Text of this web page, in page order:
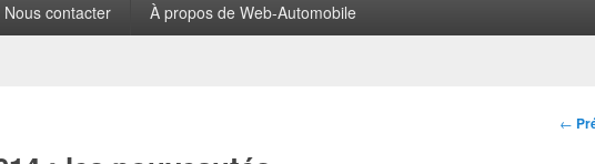
Nous contacter À propos de Web-Automobile
←